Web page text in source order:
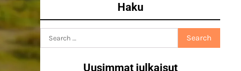
Haku
Search
for:
Uusimmat julkaisut